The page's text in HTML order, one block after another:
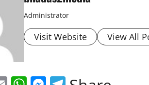
Administrator
Visit Website View All